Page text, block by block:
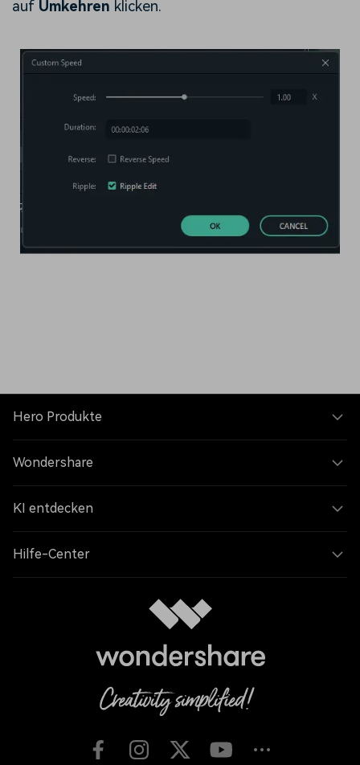
auf Umkehren klicken.
Hero Produkte
Wondershare
KI entdecken
Hilfe-Center